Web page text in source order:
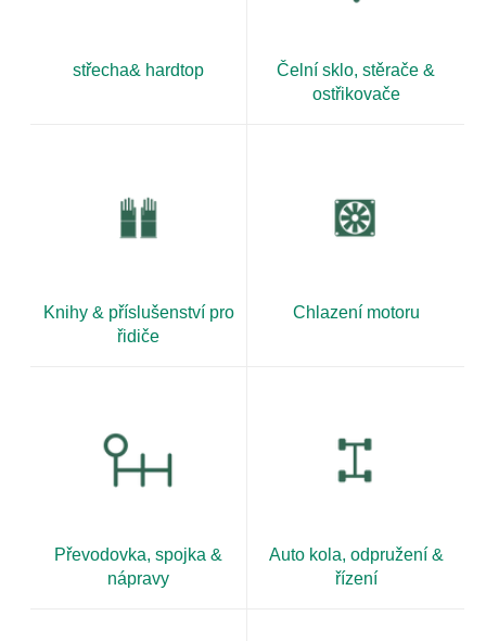
střecha& hardtop
Čelní sklo, stěrače &
ostřikovače
Knihy & příslušenství pro
řidiče
Chlazení motoru
Převodovka, spojka &
nápravy
Auto kola, odpružení &
řízení